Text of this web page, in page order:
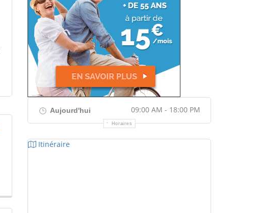
Aujourd'hui 09:00 AM - 18:00 PM
Horaires
Itinéraire